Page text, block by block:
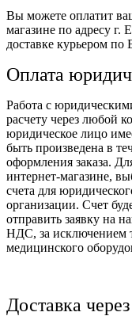
Вы можете оплатит
магазине по адресу г.
доставке курьером по
Оплата
Работа с
расчету через любой
юридическое лицо
быть произведена в
оформления заказа.
интернет-магазине,
счета для
организации. Счет
отправить заявку на
НДС, за исключением
медицинского
Доставка